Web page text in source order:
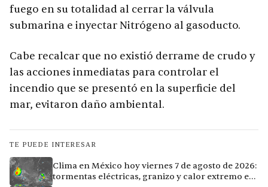
fuego en su totalidad al cerrar la válvula
submarina e inyectar Nitrógeno al gasoducto.
Cabe recalcar que no existió derrame de crudo y
las acciones inmediatas para controlar el
incendio que se presentó en la superficie del
mar, evitaron daño ambiental.
TE PUEDE INTERESAR
Clima en México hoy viernes 7 de agosto de 2026:
tormentas eléctricas, granizo y calor extremo en